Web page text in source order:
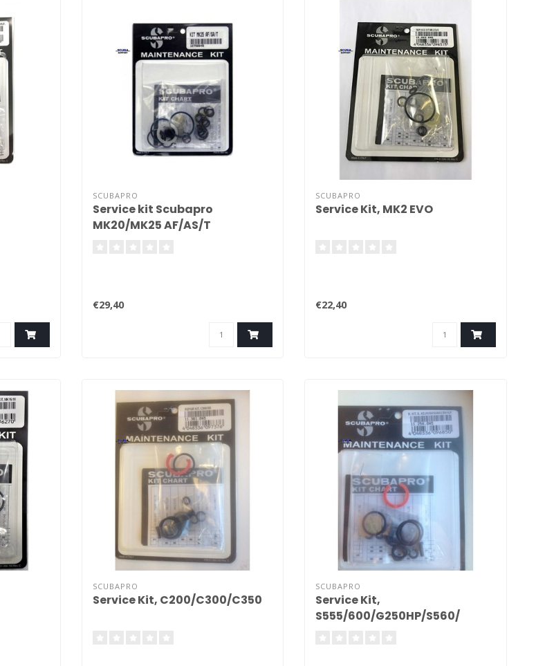
SCUBAPRO
Service kit Scubapro
MK20/MK25 AF/AS/T
€29,40
SCUBAPRO
Service Kit, MK2 EVO
€22,40
SCUBAPRO
Service Kit, C200/C300/C350
SCUBAPRO
Service Kit,
S555/600/G250HP/S560/